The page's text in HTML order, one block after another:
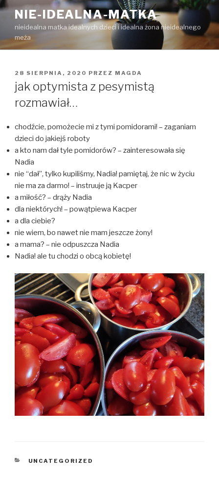
Przejdź
treści
NIE-IDEALNA-MATKA
nieidealna matka idealnych dzieci i idealna żona nieidealnego
meża
OPUBLIKOWANE
W
28 SIERPNIA, 2020 PRZEZ MAGDA
jak optymista z pesymistą
rozmawiał…
chodźcie, pomożecie mi z tymi pomidorami! – zaganiam
dzieci do jakiejś roboty
a kto nam dał tyle pomidorów? – zainteresowała się
Nadia
nie “dał”, tylko kupiliśmy, Nadia! pamiętaj, że nic w życiu
nie ma za darmo! – instruuje ją Kacper
a miłość? – drąży Nadia
dla niektórych! – powątpiewa Kacper
a dla ciebie?
nie wiem, bo nawet nie mam jeszcze żony!
a mama? – nie odpuszcza Nadia
Nadia! ale tu chodzi o obcą kobietę!
KATEGORIE
UNCATEGORIZED